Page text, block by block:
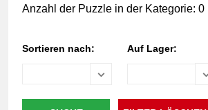
Anzahl der Puzzle in der Kategorie: 0
Sortieren nach: Auf Lager: